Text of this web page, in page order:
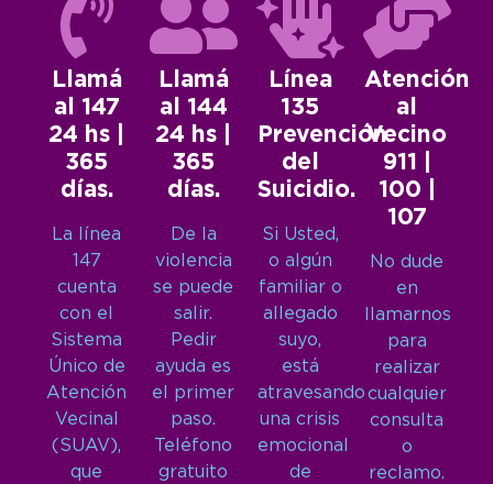
Llamá
al 147
24 hs |
365
días.
La línea
147
cuenta
con el
Sistema
Único de
Atención
Vecinal
(SUAV),
que
Llamá
al 144
24 hs |
365
días.
De la
violencia
se puede
salir.
Pedir
ayuda es
el primer
paso.
Teléfono
gratuito
Línea
135
Prevención
del
Suicidio.
Si Usted,
o algún
familiar o
allegado
suyo,
está
atravesando
una crisis
emocional
de
Atención
al
Vecino
911 |
100 |
107
No dude
en
llamarnos
para
realizar
cualquier
consulta
o
reclamo.